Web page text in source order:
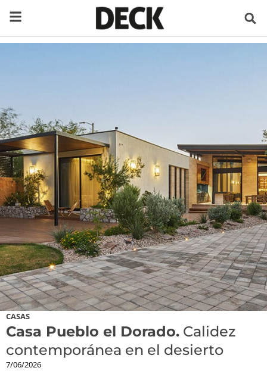
CASAS
Casa Pueblo el Dorado. Calidez
contemporánea en el desierto
7/06/2026